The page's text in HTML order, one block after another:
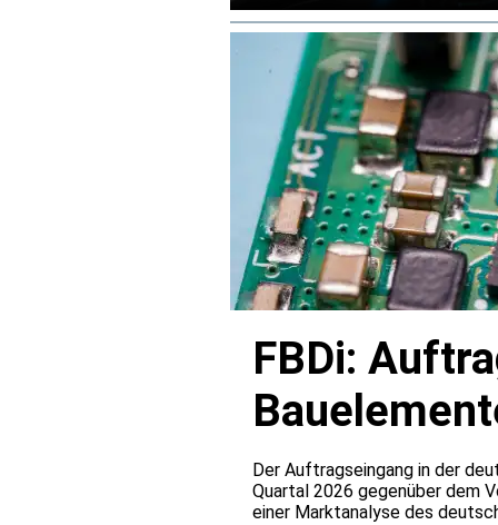
Mitte der 2030er Jahre fort.
FBDi:
verdoppelt
Der Auftragseingang in der
Quartal 2026 gegenüber dem
einer Marktanalyse des